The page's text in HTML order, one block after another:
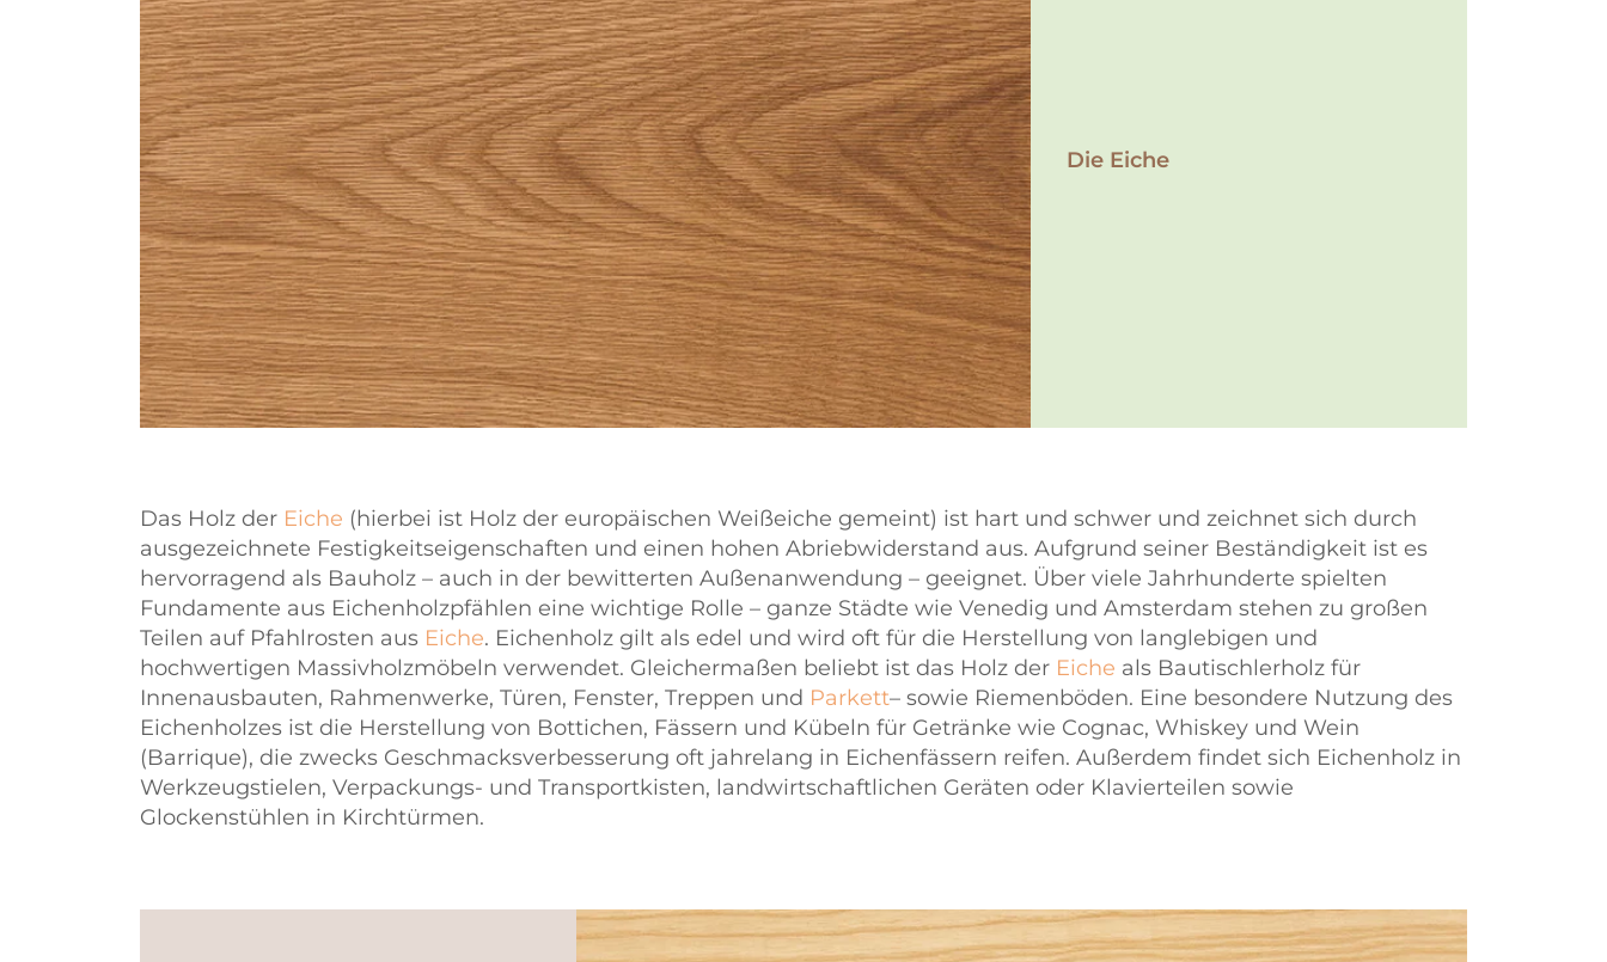
Die Eiche
Das Holz der Eiche (hierbei ist Holz der europäischen Weißeiche gemeint) ist hart und schwer und zeichnet sich durch
ausgezeichnete Festigkeitseigenschaften und einen hohen Abriebwiderstand aus. Aufgrund seiner Beständigkeit ist es
hervorragend als Bauholz – auch in der bewitterten Außenanwendung – geeignet. Über viele Jahrhunderte spielten
Fundamente aus Eichenholzpfählen eine wichtige Rolle – ganze Städte wie Venedig und Amsterdam stehen zu großen
Teilen auf Pfahlrosten aus Eiche. Eichenholz gilt als edel und wird oft für die Herstellung von langlebigen und
hochwertigen Massivholzmöbeln verwendet. Gleichermaßen beliebt ist das Holz der Eiche als Bautischlerholz für
Innenausbauten, Rahmenwerke, Türen, Fenster, Treppen und Parkett– sowie Riemenböden. Eine besondere Nutzung des
Eichenholzes ist die Herstellung von Bottichen, Fässern und Kübeln für Getränke wie Cognac, Whiskey und Wein
(Barrique), die zwecks Geschmacksverbesserung oft jahrelang in Eichenfässern reifen. Außerdem findet sich Eichenholz in
Werkzeugstielen, Verpackungs- und Transportkisten, landwirtschaftlichen Geräten oder Klavierteilen sowie
Glockenstühlen in Kirchtürmen.